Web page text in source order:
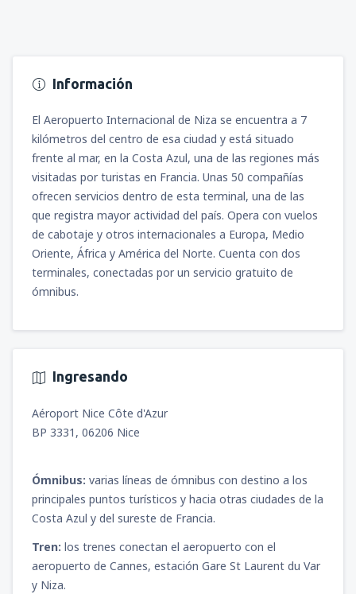
Información
El Aeropuerto Internacional de Niza se encuentra a 7
kilómetros del centro de esa ciudad y está situado
frente al mar, en la Costa Azul, una de las regiones más
visitadas por turistas en Francia. Unas 50 compañías
ofrecen servicios dentro de esta terminal, una de las
que registra mayor actividad del país. Opera con vuelos
de cabotaje y otros internacionales a Europa, Medio
Oriente, África y América del Norte. Cuenta con dos
terminales, conectadas por un servicio gratuito de
ómnibus.
Ingresando
Aéroport Nice Côte d'Azur
BP 3331, 06206 Nice
Ómnibus: varias líneas de ómnibus con destino a los
principales puntos turísticos y hacia otras ciudades de la
Costa Azul y del sureste de Francia.
Tren: los trenes conectan el aeropuerto con el
aeropuerto de Cannes, estación Gare St Laurent du Var
y Niza.